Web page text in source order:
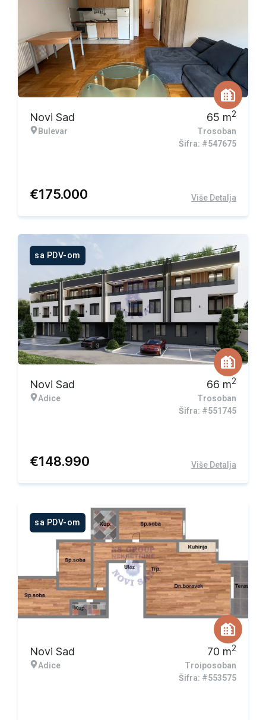
Novi Sad
Bulevar
65 m2
Trosoban
Šifra: #547675
€175.000 Više Detalja
sa PDV-om
Novi Sad
Adice
66 m2
Trosoban
Šifra: #551745
€148.990 Više Detalja
sa PDV-om
Novi Sad
Adice
70 m2
Troiposoban
Šifra: #553575